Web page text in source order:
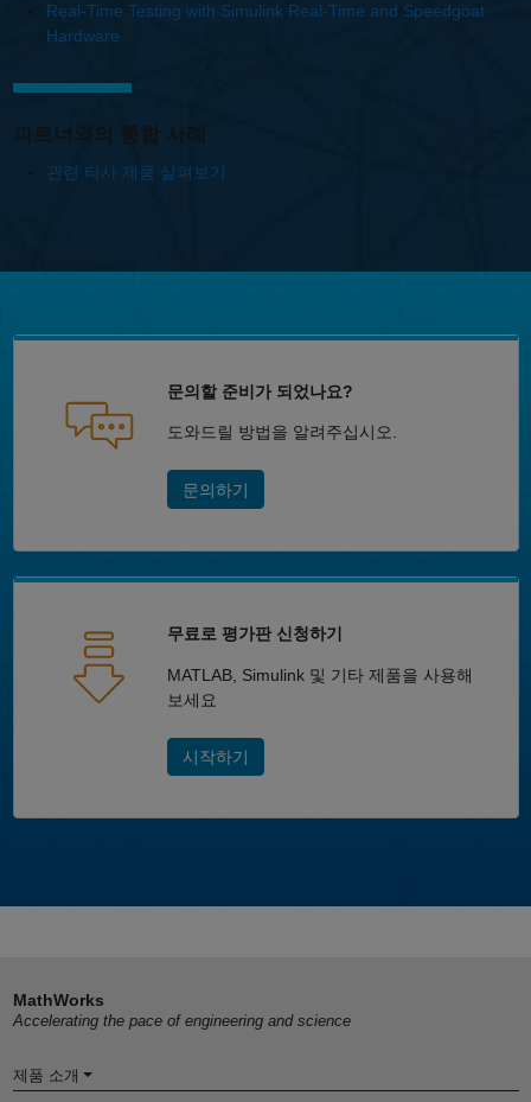
Real-Time Testing with Simulink Real-Time and Speedgoat
Hardware
파트너와의 통합 사례
관련 타사 제품 살펴보기
문의할 준비가 되었나요?
도와드릴 방법을 알려주십시오.
문의하기
무료로 평가판 신청하기
MATLAB, Simulink 및 기타 제품을 사용해
보세요
시작하기
MathWorks
Accelerating the pace of engineering and science
제품 소개